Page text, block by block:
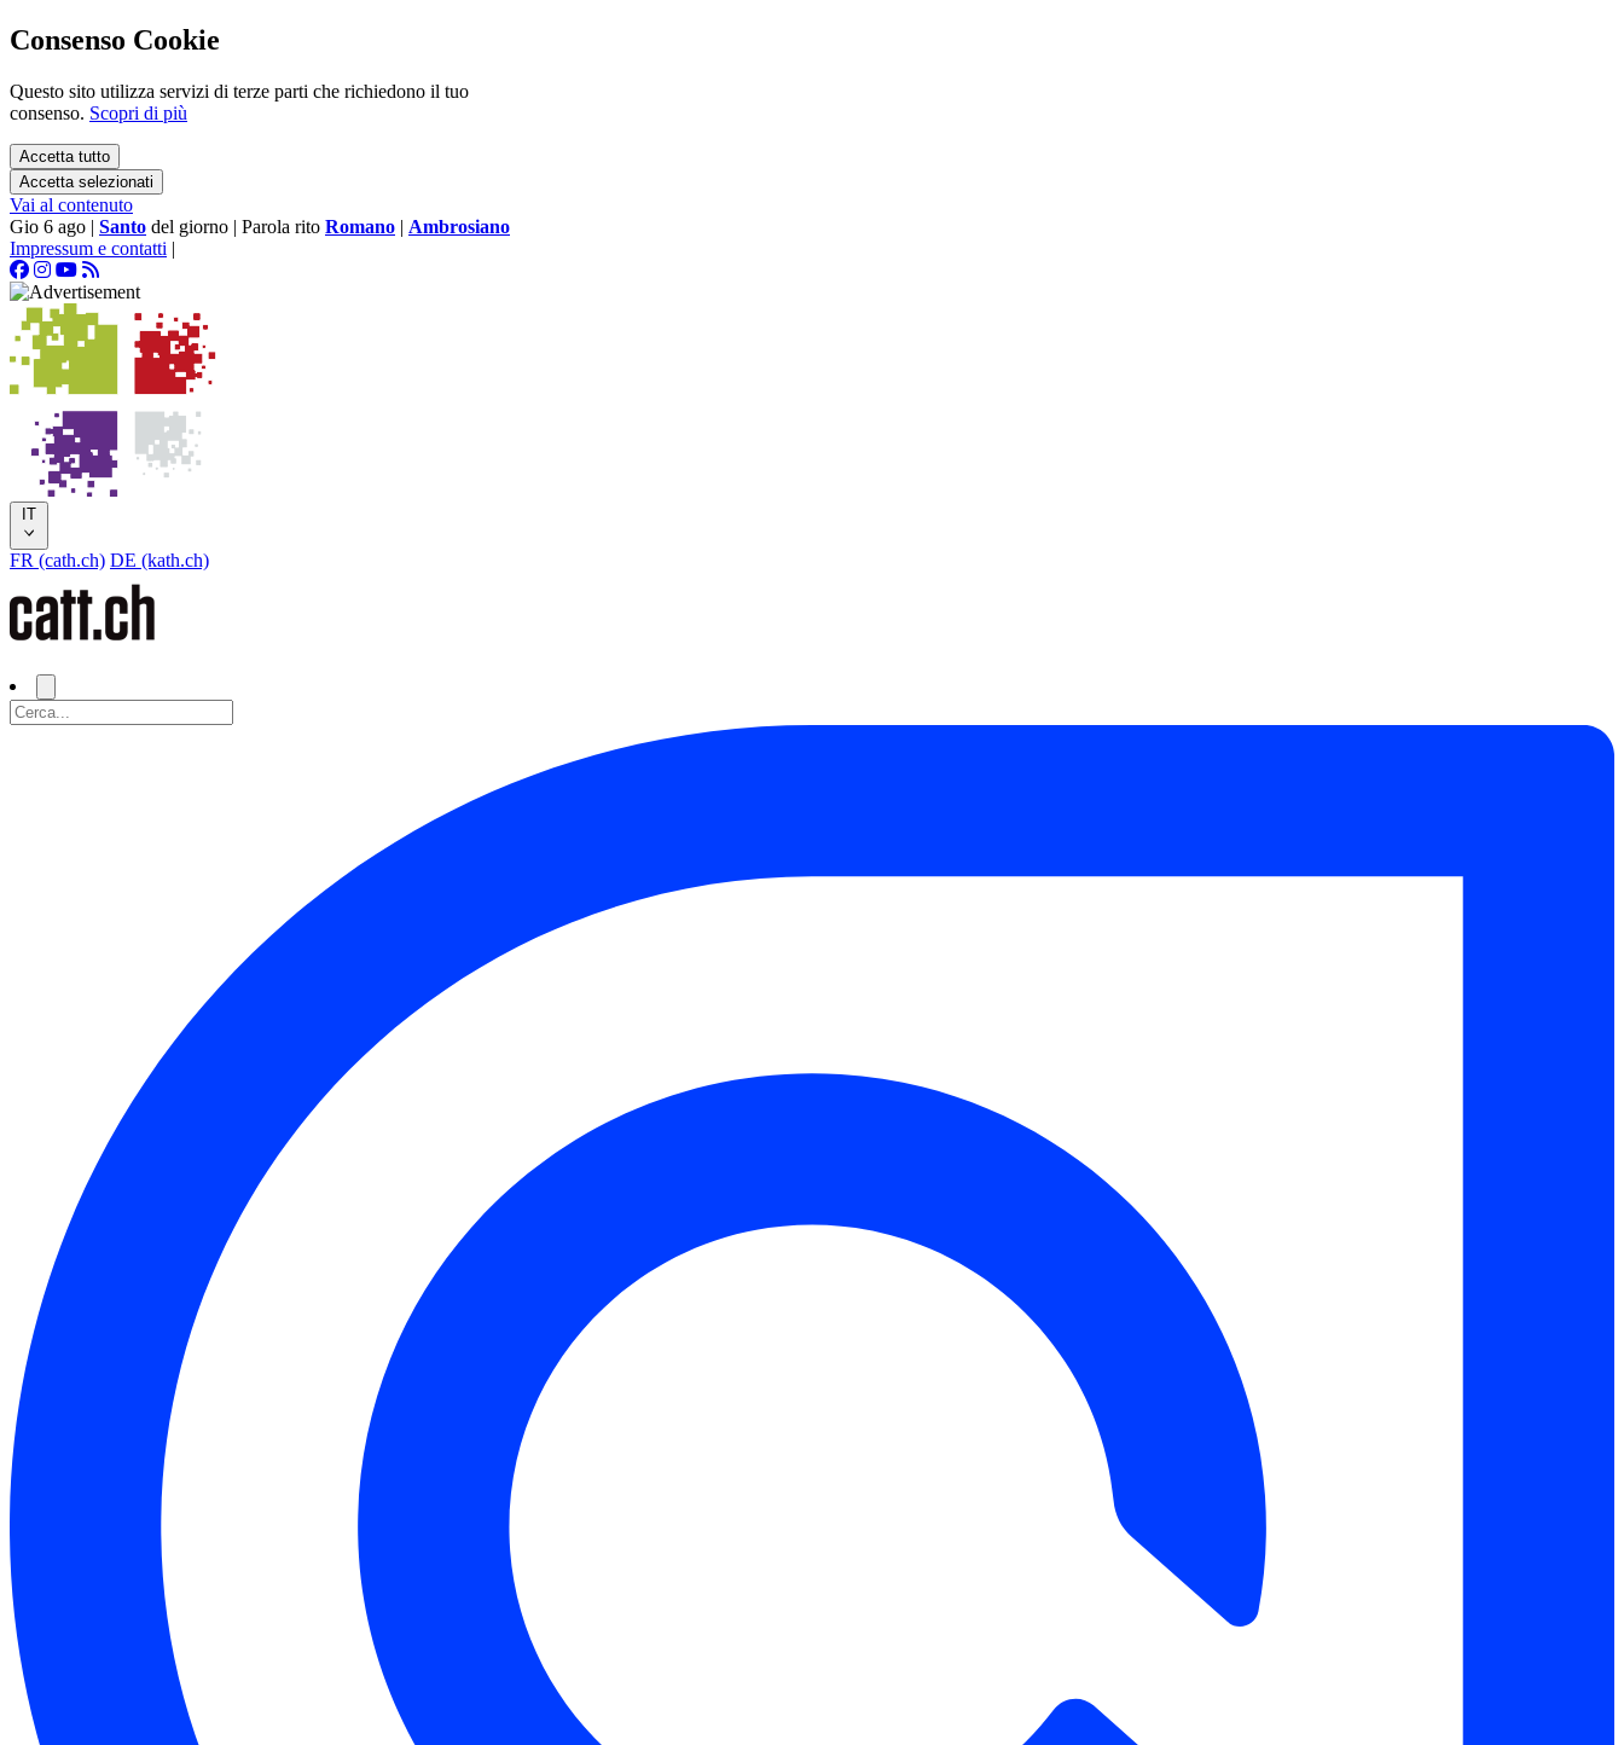
Consenso Cookie
Questo sito utilizza servizi di terze parti che richiedono il tuo
consenso. Scopri di più
Accetta tutto
Accetta selezionati
Vai al contenuto
Gio 6 ago | Santo del giorno | Parola rito Romano | Ambrosiano
Impressum e contatti |
IT
FR (cath.ch) DE (kath.ch)